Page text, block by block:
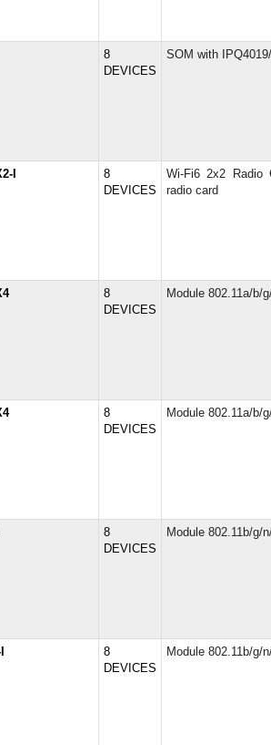
8
DEVICES
SOM with
I
8
DEVICES
Wi-Fi6 2x2 Radio
radio card
8
DEVICES
Module 802.11a/b/
8
DEVICES
Module 802.11a/b/
8
DEVICES
Module 802.11b/g/
8
DEVICES
Module 802.11b/g/